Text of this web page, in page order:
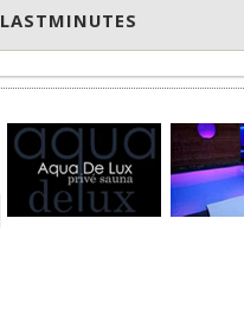
LASTMINUTES